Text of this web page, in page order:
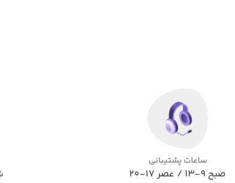
ساعات پشتیبانی
صبح 9-13 / عصر 17-20